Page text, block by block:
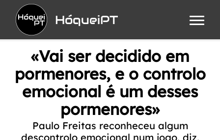
HóqueiPT
«Vai ser decidido em
pormenores, e o controlo
emocional é um desses
pormenores»
Paulo Freitas reconheceu algum
descontrolo emocional num jogo, diz,